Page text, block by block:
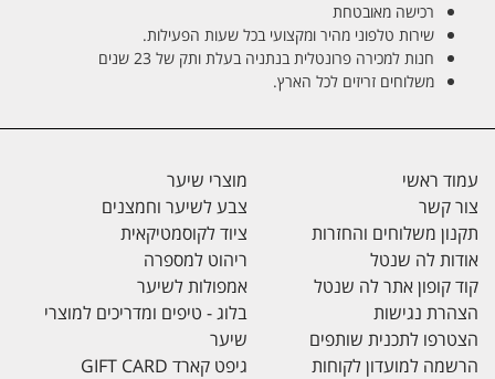
רכישה מאובטחת
שירות טלפוני מהיר ומקצועי בכל שעות הפעילות.
חנות למכירה פרונטלית בנתניה בעלת ותק של 23 שנים
משלוחים זריזים לכל הארץ.
עמוד ראשי
צור קשר
תקנון משלוחים והחזרות
אודות לה שנטל
קוד קופון אתר לה שנטל
הצהרת נגישות
הצטרפו לתכנית שותפים
הרשמה למועדון לקוחות
מוצרי שיער
צבע לשיער וחמצנים
ציוד לקוסמטיקאית
ריהוט למספרה
אמפולות לשיער
בלוג - טיפים ומדריכים למוצרי
שיער
גיפט קארד GIFT CARD